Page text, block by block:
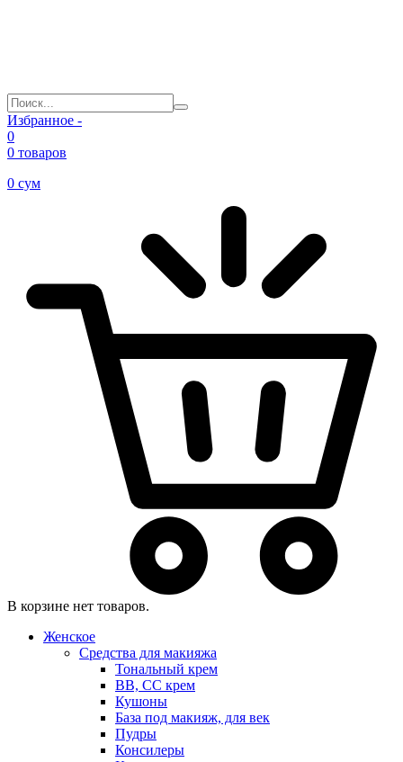
Избранное -
0
0 товаров
0 сум
В корзине нет товаров.
Женское
Средства для макияжа
Тональный крем
BB, CC крем
Кушоны
База под макияж, для век
Пудры
Консилеры